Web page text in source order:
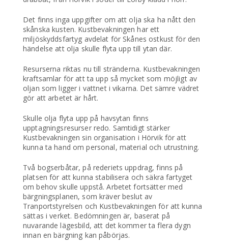
Det finns inga uppgifter om att olja ska ha nått den
skånska kusten. Kustbevakningen har ett
miljöskyddsfartyg avdelat för Skånes ostkust för den
händelse att olja skulle flyta upp till ytan där.
Resurserna riktas nu till stränderna. Kustbevakningen
kraftsamlar för att ta upp så mycket som möjligt av
oljan som ligger i vattnet i vikarna. Det sämre vädret
gör att arbetet är hårt.
Skulle olja flyta upp på havsytan finns
upptagningsresurser redo. Samtidigt stärker
Kustbevakningen sin organisation i Hörvik för att
kunna ta hand om personal, material och utrustning.
Två bogserbåtar, på rederiets uppdrag, finns på
platsen för att kunna stabilisera och säkra fartyget
om behov skulle uppstå. Arbetet fortsätter med
bärgningsplanen, som kräver beslut av
Tranportstyrelsen och Kustbevakningen för att kunna
sättas i verket. Bedömningen är, baserat på
nuvarande lägesbild, att det kommer ta flera dygn
innan en bärgning kan påbörjas.